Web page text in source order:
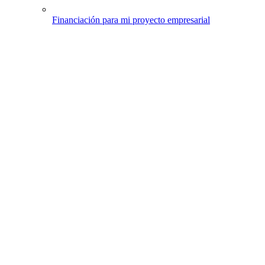
Financiación para mi proyecto empresarial